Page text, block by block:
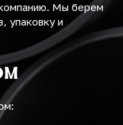
Мы берем
упаковку и